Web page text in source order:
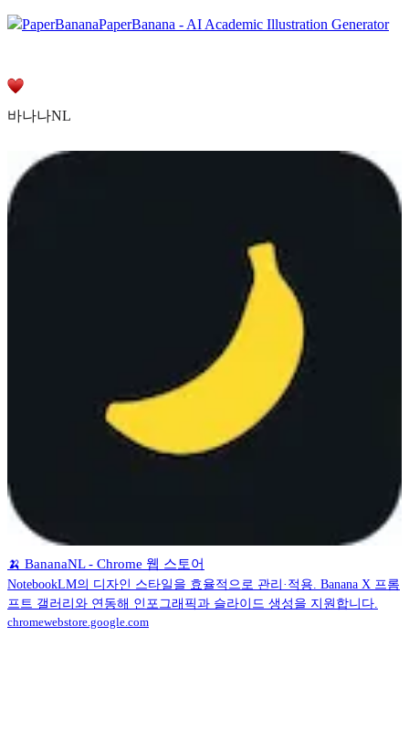
PaperBananaPaperBanana - AI Academic Illustration Generator
바나나NL
🍌 BananaNL - Chrome 웹 스토어
NotebookLM의 디자인 스타일을 효율적으로 관리·적용. Banana X 프롬
프트 갤러리와 연동해 인포그래픽과 슬라이드 생성을 지원합니다.
chromewebstore.google.com